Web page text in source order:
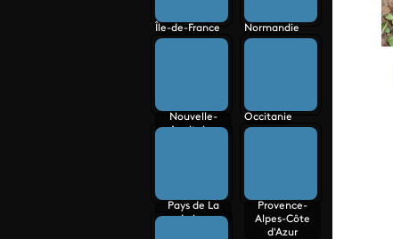
Île-de-France Normandie
Nouvelle-
Aquitaine
Occitanie
Pays de La
Loire
Provence-
Alpes-Côte
d'Azur